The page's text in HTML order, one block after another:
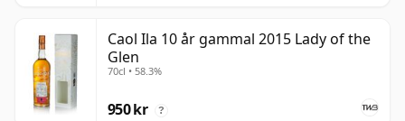
Caol Ila 10 år gammal 2015 Lady of the
Glen
70cl • 58.3%
950 kr ?